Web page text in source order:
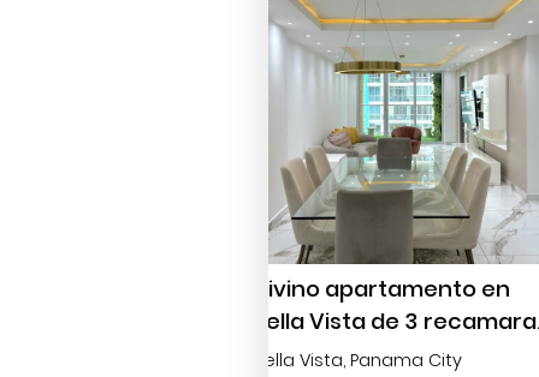
Divino apartamento en
Bella Vista de 3
full amoblado para la
Bella Vista, Panama City